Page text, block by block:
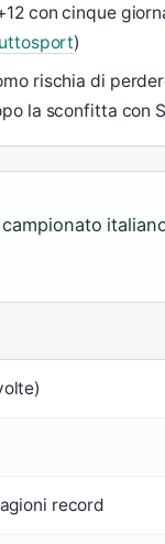
con cinque
)
rischia di
la sconfitta con
record